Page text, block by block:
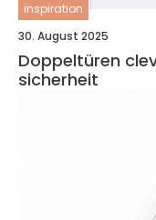
inspiration
30. August 2025
Doppeltüren
sicherheit